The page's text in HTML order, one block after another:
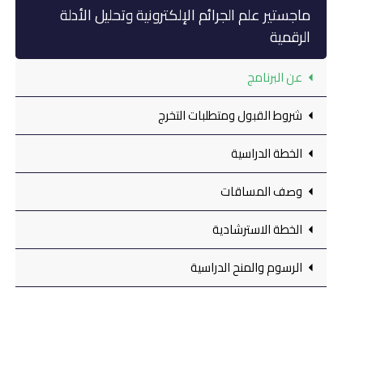
ماجستير علم الجرائم الإلكترونية وتحليل الأدلة
الرقمية
عن البرنامج
شروط القبول ومتطلبات التخرج
الخطة الدراسية
وصف المساقات
الخطة الاسترشادية
الرسوم والمنح الدراسية